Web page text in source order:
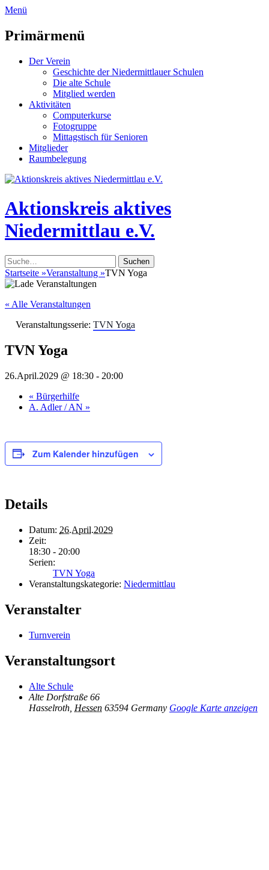
zum
überspringen
Menü
Primärmenü
Der Verein
Geschichte der Niedermittlauer Schulen
Die alte Schule
Mitglied werden
Aktivitäten
Computerkurse
Fotogruppe
Mittagstisch für Senioren
Mitglieder
Raumbelegung
Header
Aktionskreis aktives
Niedermittlau e.V.
Suche
nach:
Startseite »Veranstaltung »TVN Yoga
« Alle Veranstaltungen
Veranstaltungsserie: TVN Yoga
TVN Yoga
26.April.2029 @ 18:30 - 20:00
« Bürgerhilfe
A. Adler / AN »
Zum Kalender hinzufügen
Details
Datum: 26.April.2029
Zeit:
18:30 - 20:00
Serien:
TVN Yoga
Veranstaltungskategorie: Niedermittlau
Veranstalter
Turnverein
Veranstaltungsort
Alte Schule
Alte Dorfstraße 66
Hasselroth Hessen 63594 Germany Google Karte anzeigen